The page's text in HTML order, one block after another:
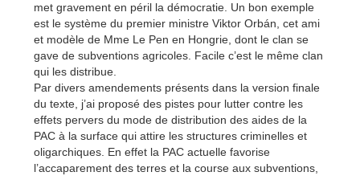
met gravement en péril la démocratie. Un bon exemple
est le système du premier ministre Viktor Orbán, cet ami
et modèle de Mme Le Pen en Hongrie, dont le clan se
gave de subventions agricoles. Facile c’est le même clan
qui les distribue.
Par divers amendements présents dans la version finale
du texte, j’ai proposé des pistes pour lutter contre les
effets pervers du mode de distribution des aides de la
PAC à la surface qui attire les structures criminelles et
oligarchiques. En effet la PAC actuelle favorise
l’accaparement des terres et la course aux subventions,